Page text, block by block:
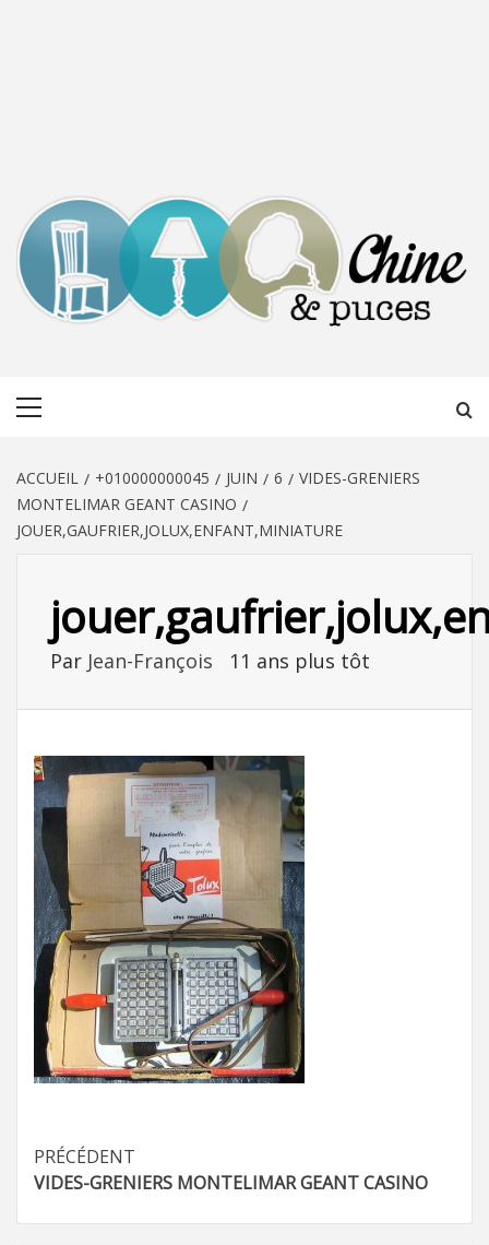
ACCUEIL +010000000045 JUIN 6
VIDES-GRENIERS
MONTELIMAR GEANT CASINO
JOUER,GAUFRIER,JOLUX,ENFANT,MINIATURE
Par Jean-François 11 ans plus tôt
Navigation
d’article
PRÉCÉDENT
VIDES-GRENIERS MONTELIMAR GEANT CASINO